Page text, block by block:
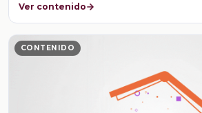
Ver contenido
CONTENIDO